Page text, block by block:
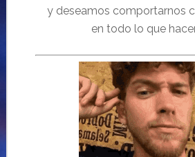
y deseamos comportarnos
en todo lo que